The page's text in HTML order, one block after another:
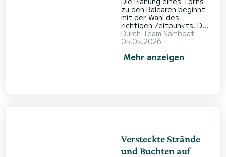
Guide
zu den Balearen beginnt
mit der Wahl des
richtigen Zeitpunkts. Der
ideale Moment, um in See
zu stechen, hängt ganz
Urlaub gestalten
und Skippern zu
Durch Team Samboat
05.05.2026
Mehr anzeigen
Versteckte Strände
und Buchten auf